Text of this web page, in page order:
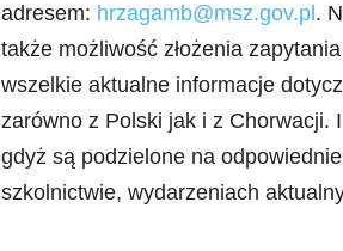
adresem: hrzagamb@msz.gov.pl .
także możliwość złożenia
wszelkie aktualne informacje
zarówno z Polski jak i z Chorwacji.
gdyż są podzielone na
szkolnictwie, wydarzeniach